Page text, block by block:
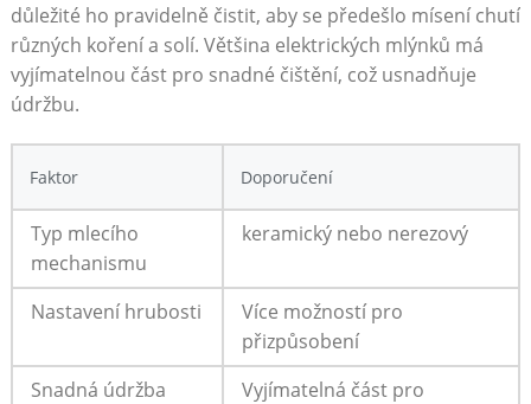
‌důležité ho​ pravidelně čistit, aby se předešlo mísení chutí⁢
různých koření a solí. Většina elektrických mlýnků ⁣má
vyjímatelnou ⁣část‌ pro ‍snadné čištění, ⁣což usnadňuje
údržbu.
Faktor Doporučení
Typ mlecího
mechanismu
keramický ‍nebo ⁤nerezový
Nastavení hrubosti
Více možností pro ​
přizpůsobení
Snadná údržba
Vyjímatelná část pro